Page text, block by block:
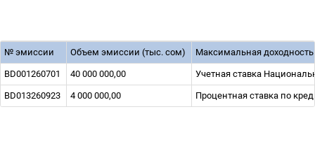
№ эмиссии Объем эмиссии (тыс. сом) Максимальная
BD001260701 40 000 000,00 Учетная ставка
BD013260923 4 000 000,00 Процентная ставка по